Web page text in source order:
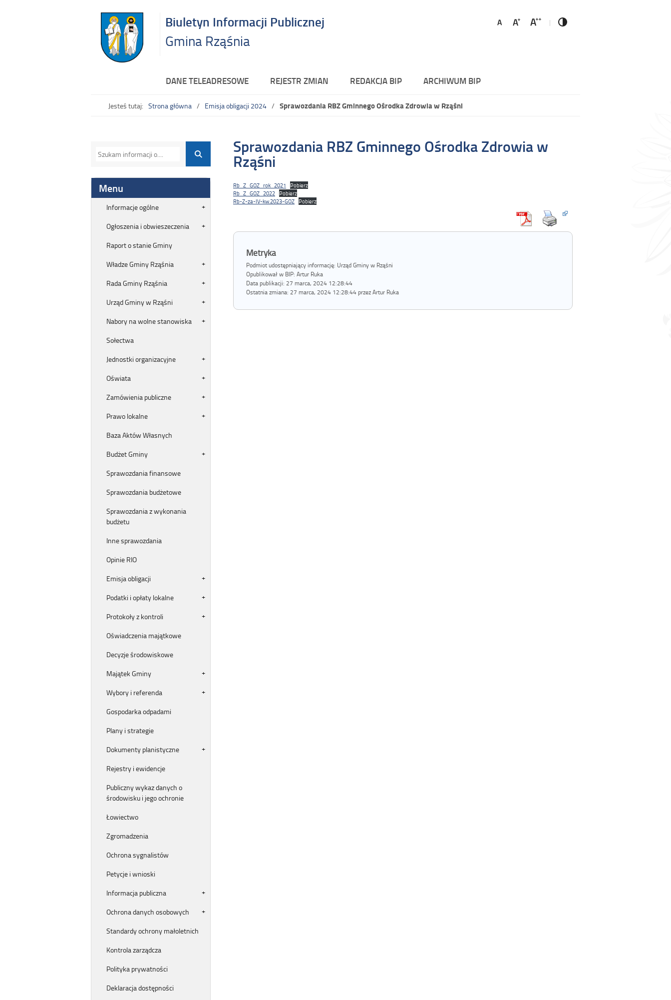
Biuletyn Informacji Publicznej
Gmina Rząśnia
DANE TELEADRESOWE REJESTR ZMIAN REDAKCJA BIP ARCHIWUM BIP
Jesteś tutaj: Strona główna Emisja obligacji 2024 Sprawozdania RBZ Gminnego Ośrodka Zdrowia w Rząśni
Menu
Informacje ogólne
Ogłoszenia i obwieszeczenia
Raport o stanie Gminy
Władze Gminy Rząśnia
Rada Gminy Rząśnia
Urząd Gminy w Rząśni
Nabory na wolne stanowiska
Sołectwa
Jednostki organizacyjne
Oświata
Zamówienia publiczne
Prawo lokalne
Baza Aktów Własnych
Budżet Gminy
Sprawozdania finansowe
Sprawozdania budżetowe
Sprawozdania z wykonania
budżetu
Inne sprawozdania
Opinie RIO
Emisja obligacji
Podatki i opłaty lokalne
Protokoły z kontroli
Oświadczenia majątkowe
Decyzje środowiskowe
Majątek Gminy
Wybory i referenda
Gospodarka odpadami
Plany i strategie
Dokumenty planistyczne
Rejestry i ewidencje
Publiczny wykaz danych o
środowisku i jego ochronie
Łowiectwo
Zgromadzenia
Ochrona sygnalistów
Petycje i wnioski
Informacja publiczna
Ochrona danych osobowych
Standardy ochrony małoletnich
Kontrola zarządcza
Polityka prywatności
Deklaracja dostępności
Sprawozdania RBZ Gminnego Ośrodka Zdrowia w
Rząśni
Rb_Z_GOZ_rok_2021
Pobierz
Rb_Z_GOZ_2022 Pobierz
Rb-Z-za-IV-kw.2023-GOZ Pobierz
Metryka
Podmiot udostępniający informację: Urząd Gminy w Rząśni
Opublikował w BIP: Artur Ruka
Data publikacji: 27 marca, 2024 12:28:44
Ostatnia zmiana: 27 marca, 2024 12:28:44 przez Artur Ruka